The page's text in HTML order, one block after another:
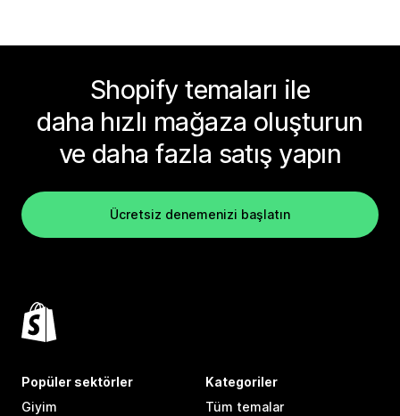
Shopify temaları ile
daha hızlı mağaza oluşturun
ve daha fazla satış yapın
Ücretsiz denemenizi başlatın
Popüler sektörler
Giyim
Kategoriler
Tüm temalar